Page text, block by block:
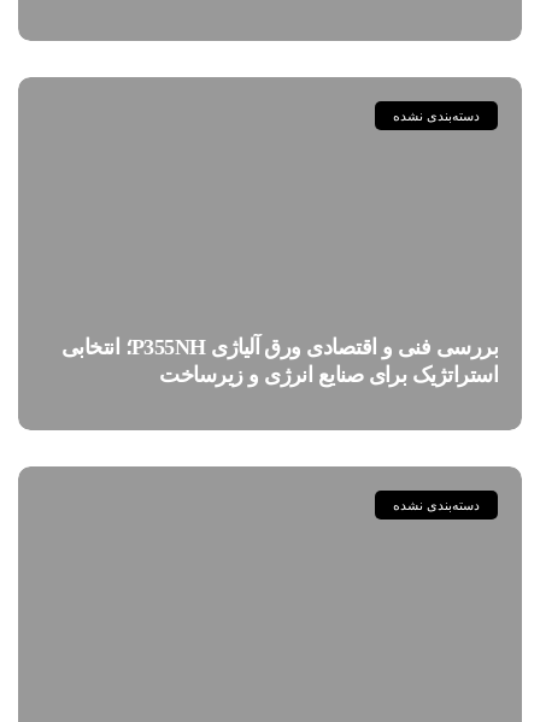
دسته‌بندی نشده
بررسی فنی و اقتصادی ورق آلیاژی P355NH؛ انتخابی
استراتژیک برای صنایع انرژی و زیرساخت
دسته‌بندی نشده